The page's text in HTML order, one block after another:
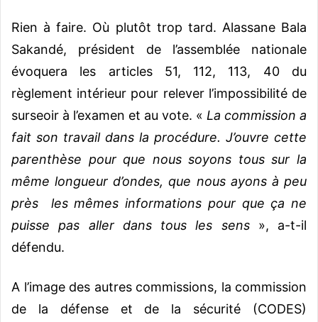
Rien à faire. Où plutôt trop tard. Alassane Bala
Sakandé, président de l’assemblée nationale
évoquera les articles 51, 112, 113, 40 du
règlement intérieur pour relever l’impossibilité de
surseoir à l’examen et au vote. « La commission a
fait son travail dans la procédure. J’ouvre cette
parenthèse pour que nous soyons tous sur la
même longueur d’ondes, que nous ayons à peu
près les mêmes informations pour que ça ne
puisse pas aller dans tous les sens», a-t-il
défendu.
A l’image des autres commissions, la commission
de la défense et de la sécurité (CODES)